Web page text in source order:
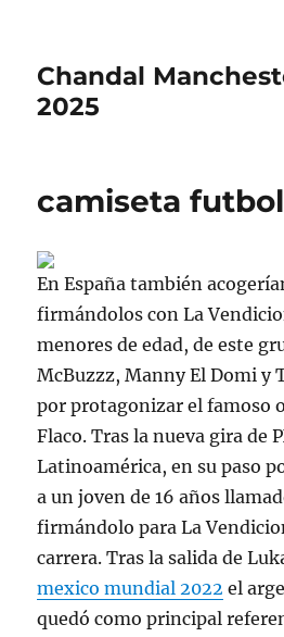
Chandal
2025
camiseta
En España también
firmándolos con La
menores de edad, de este
McBuzzz, Manny El Domi y
por protagonizar el famoso
Flaco. Tras la nueva gira de
Latinoamérica, en su paso
a un joven de 16 años
firmándolo para La
carrera. Tras la salida de
mexico mundial 2022 el
quedó como principal